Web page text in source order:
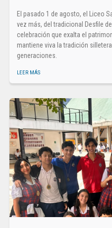
El pasado 1 de agosto, el Liceo
vez más, del tradicional Desfile
celebración que exalta el
mantiene viva la tradición
generaciones.
LEER MÁS